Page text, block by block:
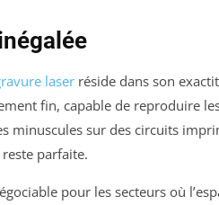
laser réside dans son
fin, capable de reproduire
minuscules sur des circuits
parfaite.
pour les secteurs où